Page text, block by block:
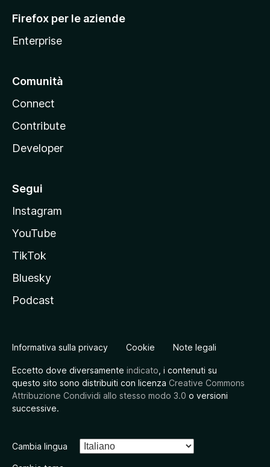
a
Firefox per le aziende
Enterprise
Comunità
Connect
Contribute
Developer
Segui
Instagram
YouTube
TikTok
Bluesky
Podcast
Informativa sulla privacy Cookie Note legali
Eccetto dove diversamente indicato , i contenuti su
questo sito sono distribuiti con licenza Creative Commons
Attribuzione Condividi allo stesso modo 3.0 o versioni
successive.
Cambia lingua